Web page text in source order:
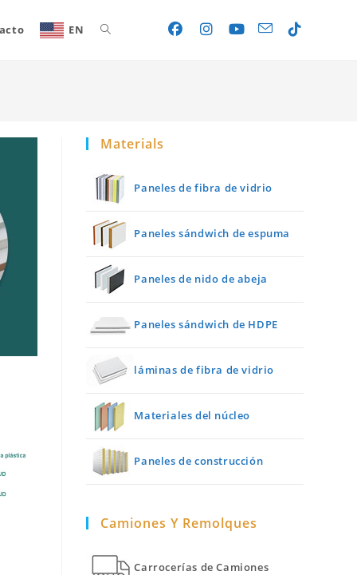
EN Toggle
search
Materials
Paneles de fibra de vidrio
Paneles sándwich de espuma
Paneles de nido de abeja
Paneles sándwich de HDPE
láminas de fibra de vidrio
Materiales del núcleo
Paneles de construcción
Camiones Y Remolques
Carrocerías de Camiones